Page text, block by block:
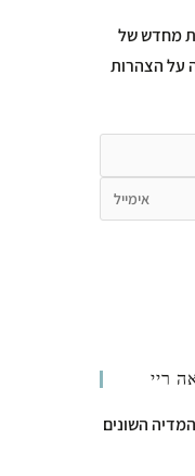
מחדש של
על הצהרות
ריי
השונים